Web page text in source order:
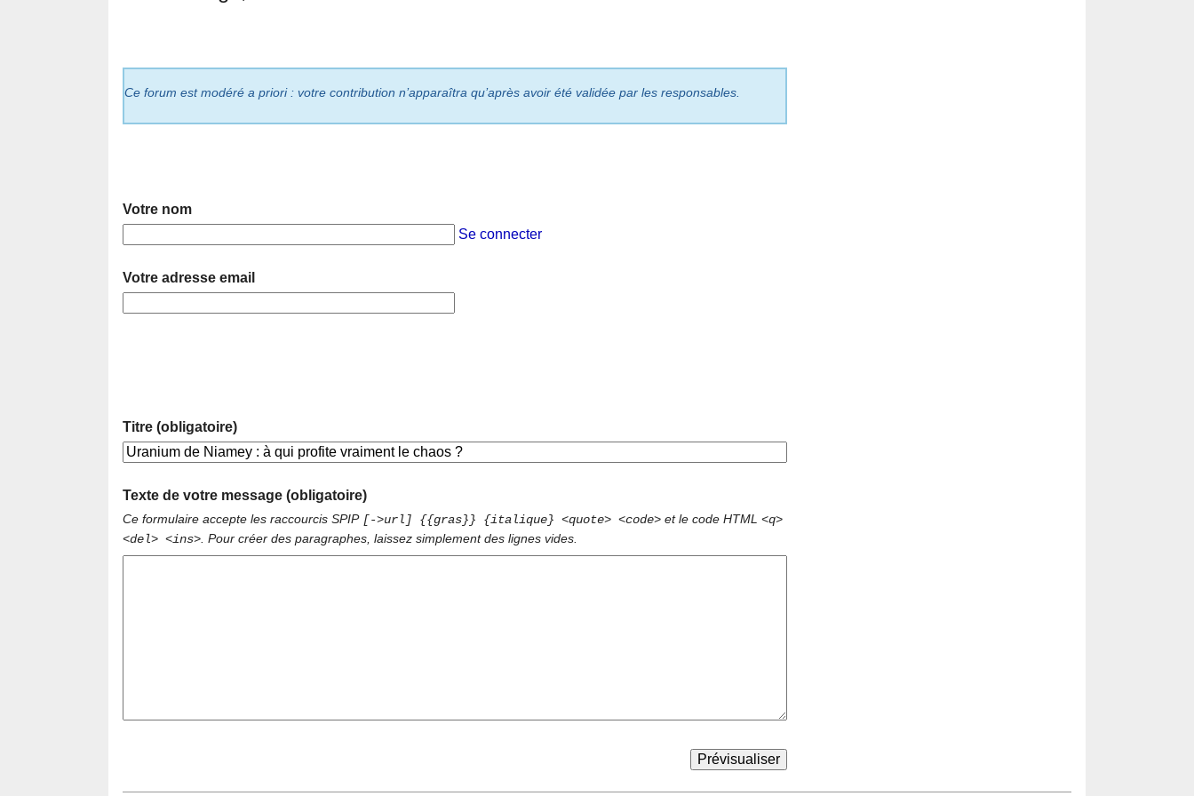
Ce forum est modéré a priori : votre contribution n’apparaîtra qu’après avoir été validée par les responsables.
Votre nom
Se connecter
Votre adresse email
Titre (obligatoire)
Texte de votre message (obligatoire)
Ce formulaire accepte les raccourcis SPIP [->url] {{gras}} {italique} <quote> <code> et le code HTML <q>
<del> <ins> . Pour créer des paragraphes, laissez simplement des lignes vides.